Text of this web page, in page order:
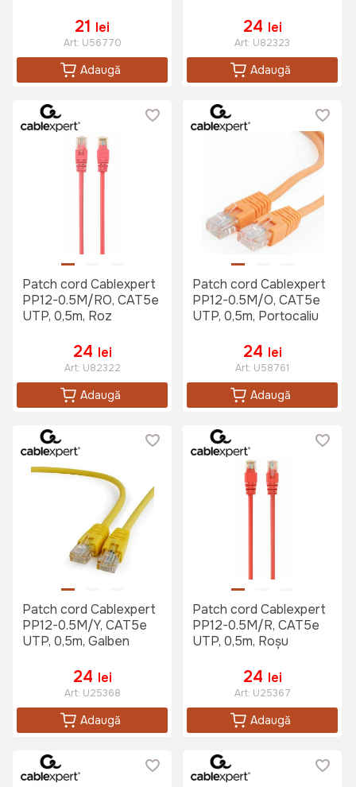
21 lei
Art: U56770
Adaugă
24 lei
Art: U82323
Adaugă
Patch cord Cablexpert
PP12-0.5M/RO, CAT5e
UTP, 0,5m, Roz
24 lei
Art: U82322
Adaugă
Patch cord Cablexpert
PP12-0.5M/O, CAT5e
UTP, 0,5m, Portocaliu
24 lei
Art: U58761
Adaugă
Patch cord Cablexpert
PP12-0.5M/Y, CAT5e
UTP, 0,5m, Galben
24 lei
Art: U25368
Adaugă
Patch cord Cablexpert
PP12-0.5M/R, CAT5e
UTP, 0,5m, Roșu
24 lei
Art: U25367
Adaugă